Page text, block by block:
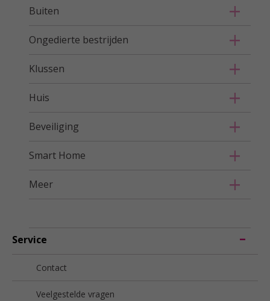
Buiten
Ongedierte bestrijden
Klussen
Huis
Beveiliging
Smart Home
Meer
Service
Contact
Veelgestelde vragen